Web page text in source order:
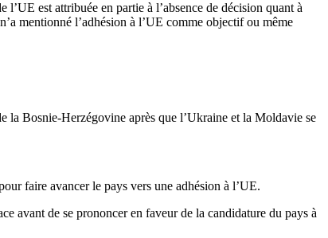
est attribuée en partie à l’absence de décision quant à
mentionné l’adhésion à l’UE comme objectif ou même
la Bosnie-Herzégovine après que l’Ukraine et la Moldavie se
faire avancer le pays vers une adhésion à l’UE.
avant de se prononcer en faveur de la candidature du pays à